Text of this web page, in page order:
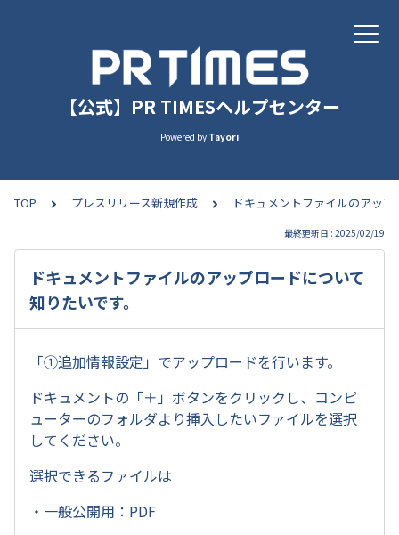
【公式】PR TIMESヘルプセンター
Powered by Tayori
TOP プレスリリース新規作成 ドキュメントファイルのアッ
最終更新日 : 2025/02/19
ドキュメントファイルのアップロードについて
知りたいです。
「①追加情報設定」でアップロードを行います。
ドキュメントの「＋」ボタンをクリックし、コンピ
ューターのフォルダより挿入したいファイルを選択
してください。
選択できるファイルは
・一般公開用：PDF